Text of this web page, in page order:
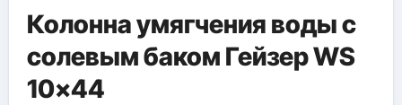
Колонна умягчения воды с
солевым баком Гейзер WS
10×44